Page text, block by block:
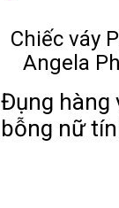
Chiếc váy
Angela
Đụng hàng
bỗng nữ